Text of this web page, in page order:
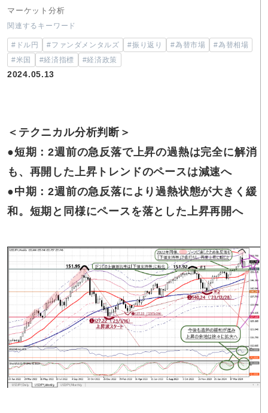
マーケット分析
関連するキーワード
#ドル円 #ファンダメンタルズ #振り返り #為替市場
#為替相場
#米国
#経済指標 #経済政策
2024.05.13
＜テクニカル分析判断＞
●短期：2週前の急反落で上昇の過熱は完全に解消
も、再開した上昇トレンドのペースは減速へ
●中期：2週前の急反落により過熱状態が大きく緩
和。短期と同様にペースを落とした上昇再開へ